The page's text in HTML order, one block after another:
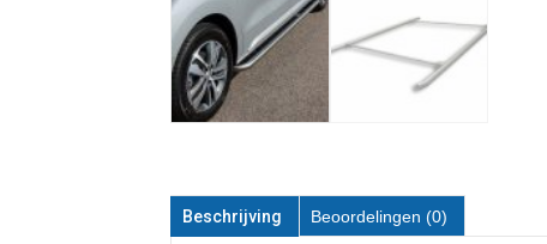
Beschrijving Beoordelingen (0)